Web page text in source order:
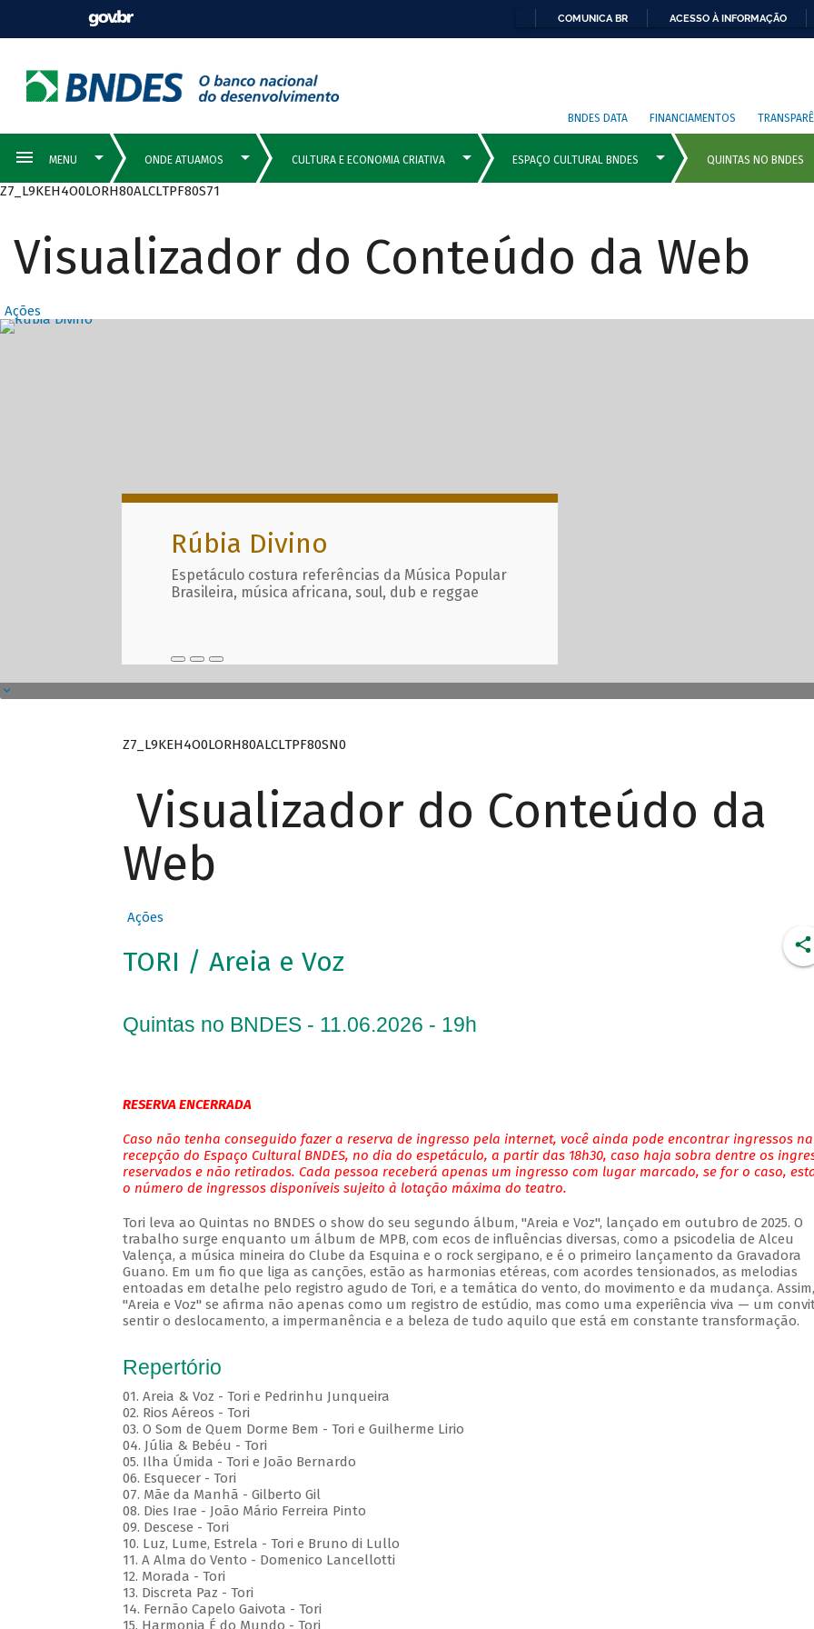
COMUNICA BR ACESSO À INFORMAÇÃO
BNDES DATA FINANCIAMENTOS
Z7_L9KEH4O0LORH80ALCLTPF80S71
Visualizador do Conteúdo da Web
Ações
Destaques Principais com
Rúbia Divino
Espetáculo costura referências da Música Popular
Brasileira, música africana, soul, dub e reggae
Z7_L9KEH4O0LORH80ALCLTPF80SN0
Visualizador do Conteúdo da
Web
Ações
TORI / Areia e Voz
Quintas no BNDES - 11.06.2026 - 19h
RESERVA ENCERRADA
Caso não tenha conseguido fazer a reserva de ingresso pela internet, você ainda pode encontrar ingressos na
recepção do Espaço Cultural BNDES, no dia do espetáculo, a partir das 18h30, caso haja sobra dentre os
reservados e não retirados. Cada pessoa receberá apenas um ingresso com lugar marcado, se for o caso,
o número de ingressos disponíveis sujeito à lotação máxima do teatro.
Tori leva ao Quintas no BNDES o show do seu segundo álbum, "Areia e Voz", lançado em outubro de 2025. O
trabalho surge enquanto um álbum de MPB, com ecos de influências diversas, como a psicodelia de Alceu
Valença, a música mineira do Clube da Esquina e o rock sergipano, e é o primeiro lançamento da Gravadora
Guano. Em um fio que liga as canções, estão as harmonias etéreas, com acordes tensionados, as melodias
entoadas em detalhe pelo registro agudo de Tori, e a temática do vento, do movimento e da mudança. Assim,
"Areia e Voz" se afirma não apenas como um registro de estúdio, mas como uma experiência viva — um
sentir o deslocamento, a impermanência e a beleza de tudo aquilo que está em constante transformação.
Repertório
01. Areia & Voz - Tori e Pedrinhu Junqueira
02. ⁠Rios Aéreos - Tori
03. O Som de Quem Dorme Bem - Tori e Guilherme Lirio
04. Júlia & Bebéu - Tori
05. Ilha Úmida - Tori e João Bernardo
06. Esquecer - Tori
07. Mãe da Manhã - Gilberto Gil
08. Dies Irae - João Mário Ferreira Pinto
09. Descese - Tori
10. Luz, Lume, Estrela - Tori e Bruno di Lullo
11. A Alma do Vento - Domenico Lancellotti
12. Morada - Tori
13. Discreta Paz - Tori
14. Fernão Capelo Gaivota - Tori